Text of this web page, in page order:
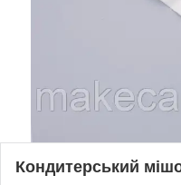
Кондитерський